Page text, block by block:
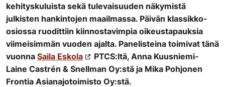
kehityskuluista sekä tulevaisuuden näkymistä
julkisten hankintojen maailmassa. Päivän klassikko-
osiossa ruodittiin kiinnostavimpia oikeustapauksia
viimeisimmän vuoden ajalta. Panelisteina toimivat tänä
vuonna Saila Eskola
PTCS:ltä, Anna Kuusniemi-
Laine Castrén & Snellman Oy:stä ja Mika Pohjonen
Frontia Asianajotoimisto Oy:stä.